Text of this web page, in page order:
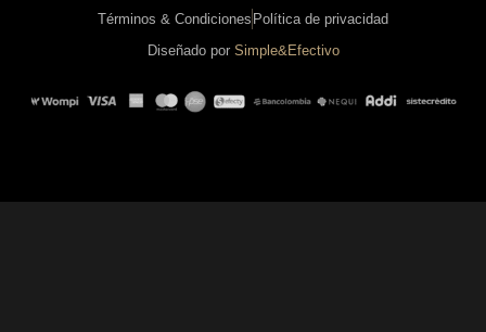
Términos & Condiciones Política de privacidad
Diseñado por Simple&Efectivo